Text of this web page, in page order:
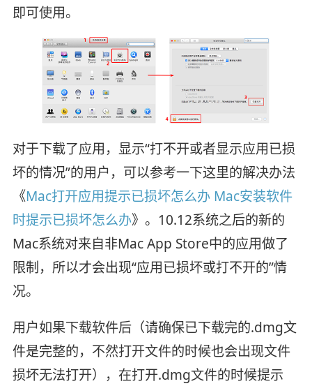
即可使用。
对于下载了应用，显示“打不开或者显示应用已损
坏的情况”的用户，可以参考一下这里的解决办法
《Mac打开应用提示已损坏怎么办 Mac安装软件
时提示已损坏怎么办》。10.12系统之后的新的
Mac系统对来自非Mac App Store中的应用做了
限制，所以才会出现“应用已损坏或打不开的”情
况。
用户如果下载软件后（请确保已下载完的.dmg文
件是完整的，不然打开文件的时候也会出现文件
损坏无法打开），在打开.dmg文件的时候提示